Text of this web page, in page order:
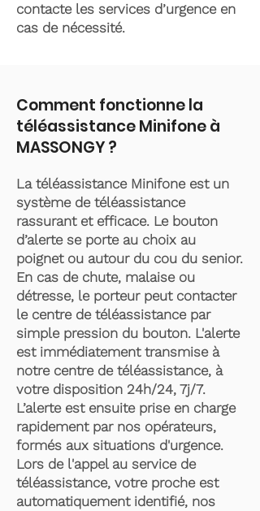
contacte les services d’urgence en
cas de nécessité.
Comment fonctionne la
téléassistance Minifone à
MASSONGY ?
La téléassistance Minifone est un
système de téléassistance
rassurant et efficace. Le bouton
d’alerte se porte au choix au
poignet ou autour du cou du senior.
En cas de chute, malaise ou
détresse, le porteur peut contacter
le centre de téléassistance par
simple pression du bouton. L'alerte
est immédiatement transmise à
notre centre de téléassistance, à
votre disposition 24h/24, 7j/7.
L’alerte est ensuite prise en charge
rapidement par nos opérateurs,
formés aux situations d'urgence.
Lors de l'appel au service de
téléassistance, votre proche est
automatiquement identifié, nos